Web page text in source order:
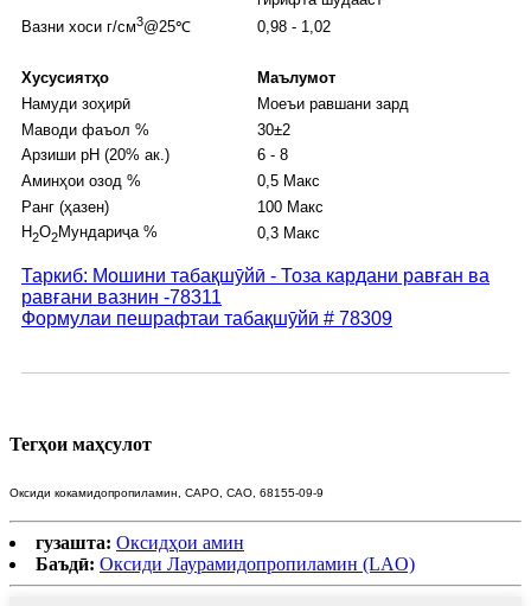
Вазни хоси г/см3@25℃ 0,98 - 1,02
Хусусиятҳо
Маълумот
Намуди зоҳирӣ
Моеъи равшани зард
Маводи фаъол %
30±2
Арзиши рН (20% ак.)
6 - 8
Аминҳои озод %
0,5 Макс
Ранг (ҳазен)
100 Макс
H2O2Мундариҷа % 0,3 Макс
Таркиб: Мошини табақшӯйӣ - Тоза кардани равған ва
равғани вазнин -78311
Формулаи пешрафтаи табақшӯйӣ # 78309
Тегҳои маҳсулот
Оксиди кокамидопропиламин, CAPO, CAO, 68155-09-9
гузашта: Оксидҳои амин
Баъдӣ: Оксиди Лаурамидопропиламин (LAO)